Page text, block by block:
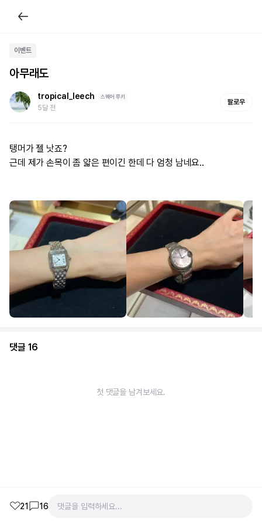
이벤트
아무래도
tropical_leech 스퀘어 루키
5달 전
팔로우
탱머가 젤 낫죠?
근데 제가 손목이 좀 얇은 편이긴 한데 다 엄청 남네요..
댓글 16
첫 댓글을 남겨보세요.
21 16 댓글을 입력하세요...